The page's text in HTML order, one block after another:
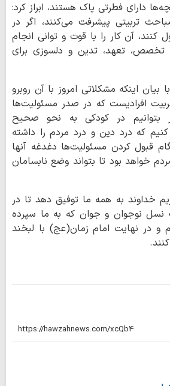
دارای فطرتی پاک هستند، ابراز کرد:
تربیتی پیشرفت می‌کنند، اگر در
کنند، آن کار را با قوت و توانی انجام
تعهد، تدین و دلسوزی برای
اینکه مشکلاتی امروز با آن روبرو
افرادیست که در صدر مسئولیت‌ها
بتوانیم در کودکی به نحو صحیح
کنیم که درد دین و درد مردم را داشته
قبول کردن مسئولیت‌ها دغدغه‌ آنها
خواهد بود تا بتواند وضع نابسامان
خداوند به همه ما توفیق دهد تا در
نسل نوجوان و جوان که به ما سپرده
و در نهایت امام زمان(عج) با لبخند